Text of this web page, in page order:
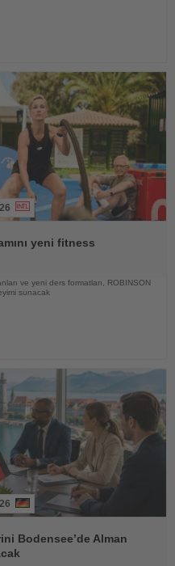
yeni fitness
ve yeni ders formatları, ROBINSON
sunacak
Bodensee’de Alman